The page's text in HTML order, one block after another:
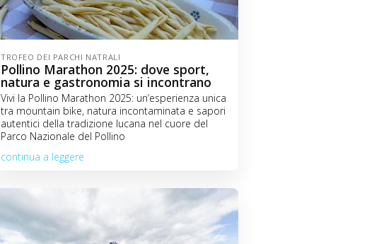
TROFEO DEI PARCHI NATRALI
Pollino Marathon 2025: dove sport,
natura e gastronomia si incontrano
Vivi la Pollino Marathon 2025: un’esperienza unica
tra mountain bike, natura incontaminata e sapori
autentici della tradizione lucana nel cuore del
Parco Nazionale del Pollino
continua a leggere